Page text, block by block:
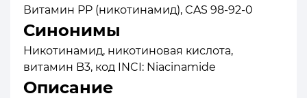
Витамин PP (никотинамид), CAS 98-92-0
Синонимы
Никотинамид, никотиновая кислота,
витамин B3, код INCI: Niacinamide
Описание